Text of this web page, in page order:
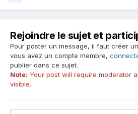
Rejoindre le sujet et
Pour poster un message, il faut créer
vous avez un compte membre,
publier dans ce sujet.
Note: Your post will require moderator
visible.